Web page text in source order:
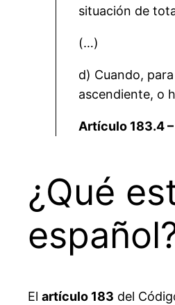
situación de
(…)
d) Cuando,
ascendiente, o
Artículo 183.4
¿Qué
El artículo 183 del